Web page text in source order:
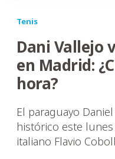
Tenis
Dani Vallejo
en Madrid:
hora?
El paraguayo
histórico este
italiano Flavio